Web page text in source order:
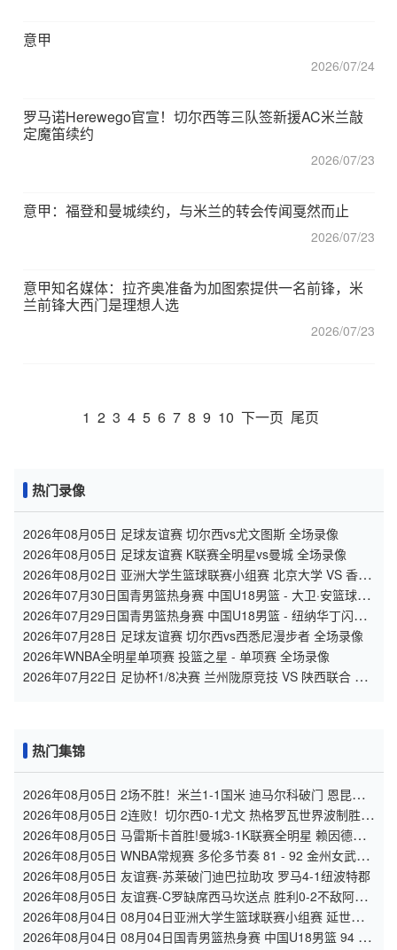
意甲
2026/07/24
罗马诺Herewego官宣！切尔西等三队签新援AC米兰敲
定魔笛续约
2026/07/23
意甲：福登和曼城续约，与米兰的转会传闻戛然而止
2026/07/23
意甲知名媒体：拉齐奥准备为加图索提供一名前锋，米
兰前锋大西门是理想人选
2026/07/23
1 2 3 4 5 6 7 8 9 10 下一页 尾页
热门录像
2026年08月05日 足球友谊赛 切尔西vs尤文图斯 全场录像
2026年08月05日 足球友谊赛 K联赛全明星vs曼城 全场录像
2026年08月02日 亚洲大学生篮球联赛小组赛 北京大学 VS 香港
中文大学 全场录像
2026年07月30日国青男篮热身赛 中国U18男篮 - 大卫·安篮球学
院 全场录像
2026年07月29日国青男篮热身赛 中国U18男篮 - 纽纳华丁闪电
队 全场录像
2026年07月28日 足球友谊赛 切尔西vs西悉尼漫步者 全场录像
2026年WNBA全明星单项赛 投篮之星 - 单项赛 全场录像
2026年07月22日 足协杯1/8决赛 兰州陇原竞技 VS 陕西联合 全
热门集锦
2026年08月05日 2场不胜！米兰1-1国米 迪马尔科破门 恩昆库
造点+点射拉莫斯登场
2026年08月05日 2连败！切尔西0-1尤文 热格罗瓦世界波制胜穆
德里克时隔614天复出
2026年08月05日 马雷斯卡首胜!曼城3-1K联赛全明星 赖因德斯
努里破门塞梅尼奥助攻
2026年08月05日 WNBA常规赛 多伦多节奏 81 - 92 金州女武神
全场集锦
2026年08月05日 友谊赛-苏莱破门迪巴拉助攻 罗马4-1纽波特郡
2026年08月05日 友谊赛-C罗缺席西马坎送点 胜利0-2不敌阿尔
梅里亚
2026年08月04日 08月04日亚洲大学生篮球联赛小组赛 延世大
学 82 - 83 北京大学 集锦
2026年08月04日 08月04日国青男篮热身赛 中国U18男篮 94 -